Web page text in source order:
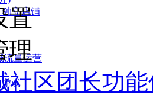
独立店铺
流量运营
戏
置
理
社区团长功